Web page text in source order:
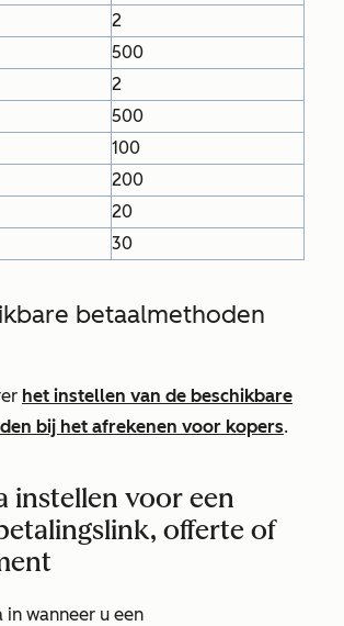
2
500
2
500
100
200
20
30
betaalmethoden
het instellen van de beschikbare
bij het afrekenen voor kopers.
instellen voor een
offerte of
in wanneer u een